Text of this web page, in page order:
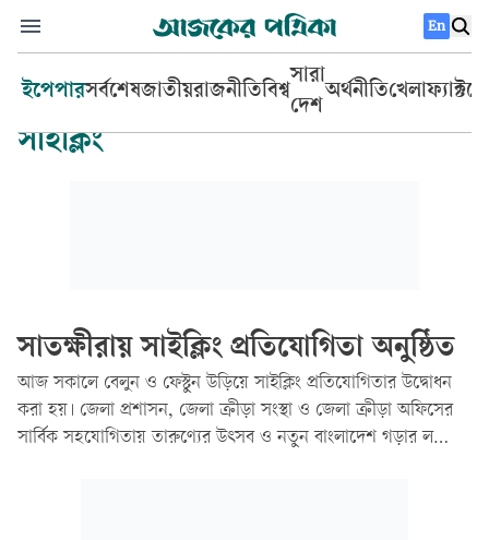
En
ইপেপারসর্বশেষজাতীয়রাজনীতিবিশ্ব
সারা
দেশ
অর্থনীতিখেলা
সাইক্লিং
সাতক্ষীরায় সাইক্লিং প্রতিযোগিতা অনুষ্ঠিত
আজ সকালে বেলুন ও ফেস্টুন উড়িয়ে সাইক্লিং প্রতিযোগিতার উদ্বোধন
করা হয়। জেলা প্রশাসন, জেলা ক্রীড়া সংস্থা ও জেলা ক্রীড়া অফিসের
সার্বিক সহযোগিতায় তারুণ্যের উৎসব ও নতুন বাংলাদেশ গড়ার লক্ষ্যে